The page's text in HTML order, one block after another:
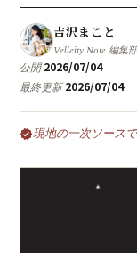
吉沢まこと
Velleity Note 編集
公開2026/07/04
最終更新2026/07/04
verified現地の一次ソース